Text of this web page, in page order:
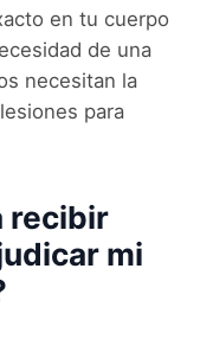
en tu cuerpo
de una
necesitan la
para
recibir
mi